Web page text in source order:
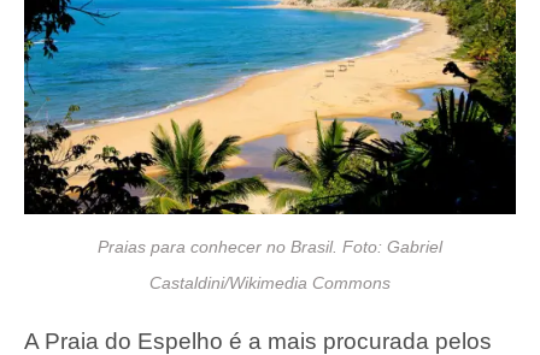
Praias para conhecer no Brasil. Foto: Gabriel
Castaldini/Wikimedia Commons
A Praia do Espelho é a mais procurada pelos